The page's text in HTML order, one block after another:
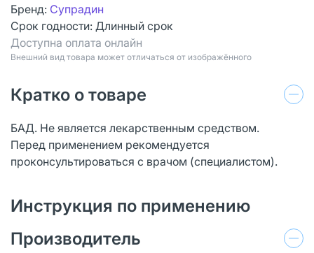
Бренд: Супрадин
Срок годности: Длинный срок
Доступна оплата онлайн
Bнешний вид товара может отличаться от изображённого
Кратко о товаре
БАД. Не является лекарственным средством.
Перед применением рекомендуется
проконсультироваться с врачом (специалистом).
Инструкция по применению
Производитель